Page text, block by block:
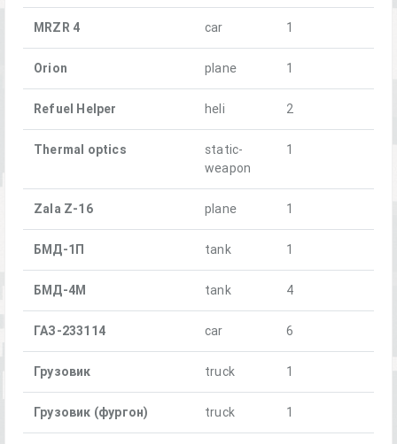
MRZR 4 car 1
Orion plane 1
Refuel Helper heli 2
Thermal optics
static-
weapon
1
Zala Z-16 plane 1
БМД-1П tank 1
БМД-4М tank 4
ГАЗ-233114 car 6
Грузовик truck 1
Грузовик (фургон) truck 1